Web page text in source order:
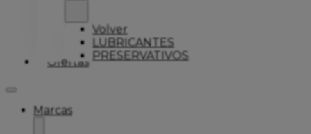
Volver
LUBRICANTES
PRESERVATIVOS
Ofertas
Marcas